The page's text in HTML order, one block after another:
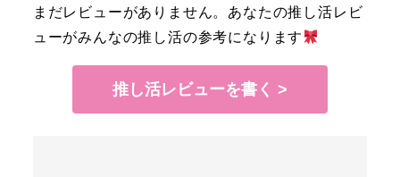
まだレビューがありません。あなたの推し活レビ
ューがみんなの推し活の参考になります
推し活レビューを書く >